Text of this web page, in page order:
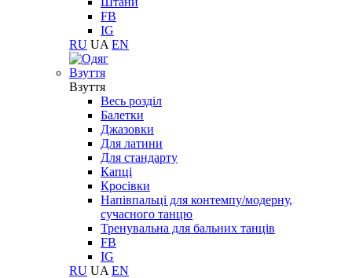
FB
IG
RU UA EN
Взуття
Взуття
Весь розділ
Балетки
Джазовки
Для латини
Для стандарту
Капці
Кросівки
Напівпальці для контемпу/модерну,
сучасного танцю
Тренувальна для бальних танців
FB
IG
RU UA EN